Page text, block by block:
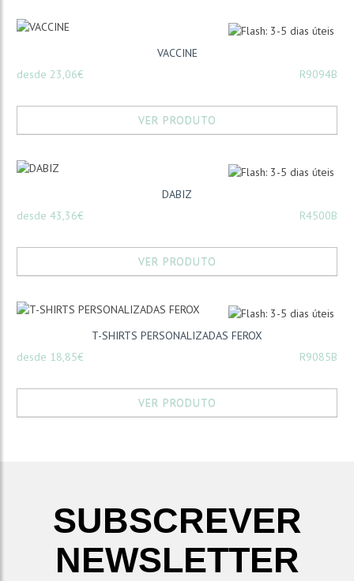
VACCINE
desde 23,06€
R9094B
VER PRODUTO
DABIZ
desde 43,36€
R4500B
VER PRODUTO
T-SHIRTS PERSONALIZADAS FEROX
desde 18,85€
R9085B
VER PRODUTO
SUBSCREVER
NEWSLETTER